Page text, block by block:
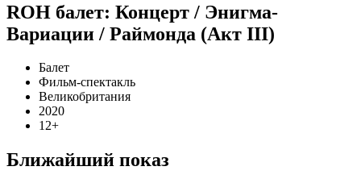
ROH балет: Концерт / Энигма-
Вариации / Раймонда (Акт III)
Балет
Фильм-спектакль
Великобритания
2020
12+
Ближайший показ